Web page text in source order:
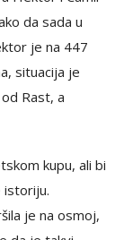
da sada u
je na 447
situacija je
Rast, a
kupu, ali bi
istoriju.
je na osmoj,